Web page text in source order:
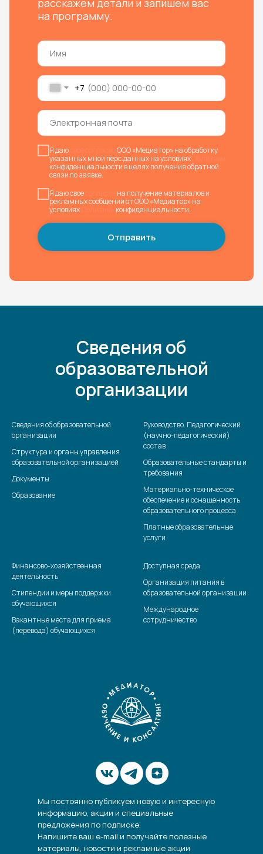
+7
Я даюсвое согласиеООО «Медиатор» на обработку
указанных мной перс.данных на условиях
Политики
конфиденциальности в целях получения обратной
связи по заявке.
Я даю своесогласиена получение материалов и
рекламных сообщений от ООО «Медиатор» на
условиях
Политики конфиденциальности.
Отправить
расскажем детали и запишем вас
на программу.
Сведения об
образовательной
организации
Сведения об образовательной
организации
Структура и органы управления
образовательной организацией
Документы
Образование
Руководство. Педагогический
(научно-педагогический)
состав
Образовательные стандарты и
требования
Материально-техническое
обеспечение и оснащенность
образовательного процесса
Платные образовательные
услуги
Финансово-хозяйственная
деятельность
Стипендии и меры поддержки
обучающихся
Вакантные места для приема
(перевода) обучающихся
Доступная среда
Организация питания в
образовательной организации
Международное
сотрудничество
Мы постоянно публикуем новую и интересную
информацию, акции и специальные
предложения по подписке.
Напишите ваш e-mail и получайте полезные
материалы, новости и рекламные акции